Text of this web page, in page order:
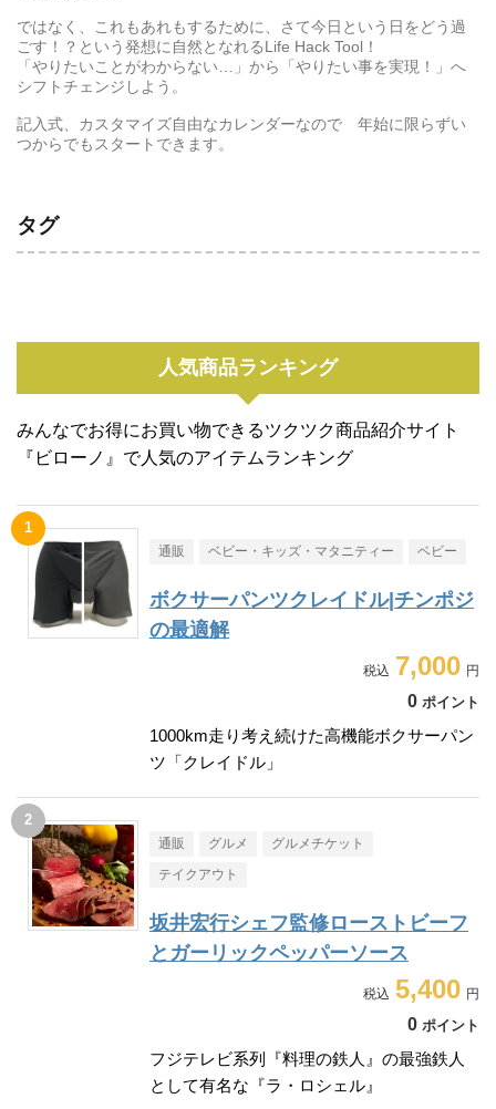
ではなく、これもあれもするために、さて今日という日をどう過
ごす！？という発想に自然となれるLife Hack Tool！
「やりたいことがわからない…」から「やりたい事を実現！」へ
シフトチェンジしよう。
記入式、カスタマイズ自由なカレンダーなので 年始に限らずい
つからでもスタートできます。
タグ
人気商品ランキング
みんなでお得にお買い物できるツクツク商品紹介サイト
『ビローノ』で人気のアイテムランキング
通販 ベビー・キッズ・マタニティー ベビー
ボクサーパンツクレイドル|チンポジ
の最適解
7,000
0 ポイント
1000km走り考え続けた高機能ボクサーパン
ツ「クレイドル」
通販 グルメ グルメチケット
テイクアウト
坂井宏行シェフ監修ローストビーフ
とガーリックペッパーソース
5,400
0 ポイント
フジテレビ系列『料理の鉄人』の最強鉄人
として有名な『ラ・ロシェル』